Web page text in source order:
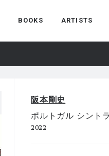
BOOKS ARTISTS
阪本剛史
ポルトガル シント
2022